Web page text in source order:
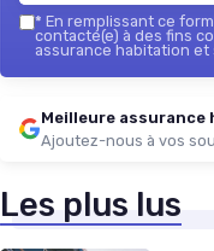
* En remplissant ce
contacté(e) à des fins
assurance habitation et
Meilleure
Ajoutez-nous à vos
Les plus lus